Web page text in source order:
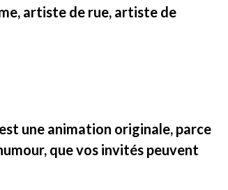
artiste de rue, artiste de
une animation originale, parce
que vos invités peuvent